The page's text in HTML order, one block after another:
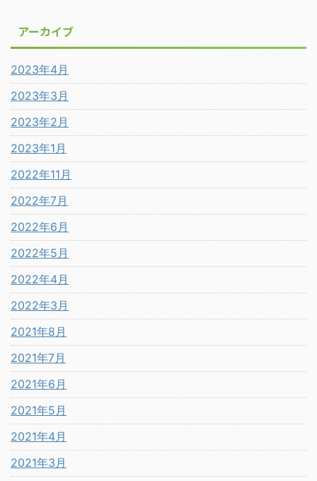
アーカイブ
2023年4月
2023年3月
2023年2月
2023年1月
2022年11月
2022年7月
2022年6月
2022年5月
2022年4月
2022年3月
2021年8月
2021年7月
2021年6月
2021年5月
2021年4月
2021年3月